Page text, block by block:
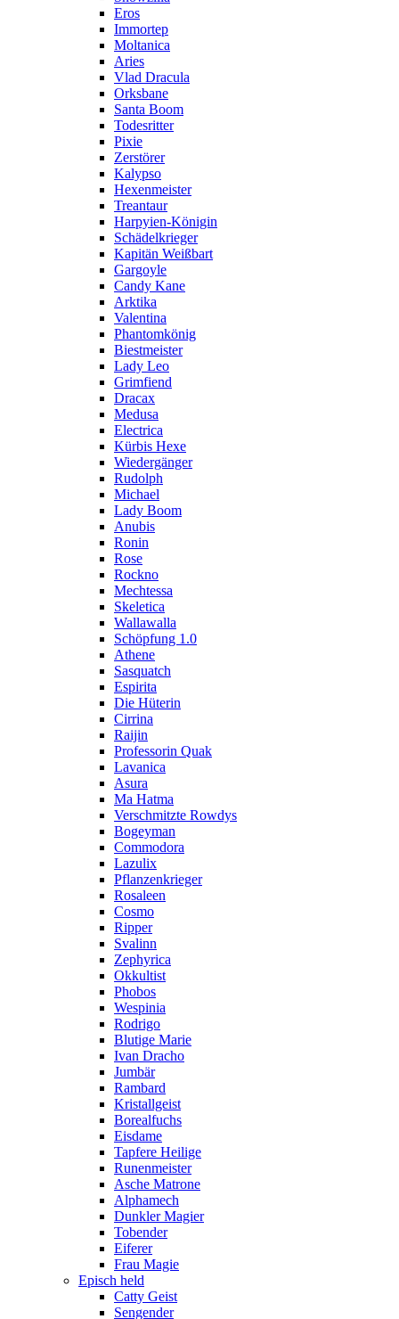
Eros
Immortep
Moltanica
Aries
Vlad Dracula
Orksbane
Santa Boom
Todesritter
Pixie
Zerstörer
Kalypso
Hexenmeister
Treantaur
Harpyien-Königin
Schädelkrieger
Kapitän Weißbart
Gargoyle
Candy Kane
Arktika
Valentina
Phantomkönig
Biestmeister
Lady Leo
Grimfiend
Dracax
Medusa
Electrica
Kürbis Hexe
Wiedergänger
Rudolph
Michael
Lady Boom
Anubis
Ronin
Rose
Rockno
Mechtessa
Skeletica
Wallawalla
Schöpfung 1.0
Athene
Sasquatch
Espirita
Die Hüterin
Cirrina
Raijin
Professorin Quak
Lavanica
Asura
Ma Hatma
Verschmitzte Rowdys
Bogeyman
Commodora
Lazulix
Pflanzenkrieger
Rosaleen
Cosmo
Ripper
Svalinn
Zephyrica
Okkultist
Phobos
Wespinia
Rodrigo
Blutige Marie
Ivan Dracho
Jumbär
Rambard
Kristallgeist
Borealfuchs
Eisdame
Tapfere Heilige
Runenmeister
Asche Matrone
Alphamech
Dunkler Magier
Tobender
Eiferer
Frau Magie
Episch held
Catty Geist
Sengender